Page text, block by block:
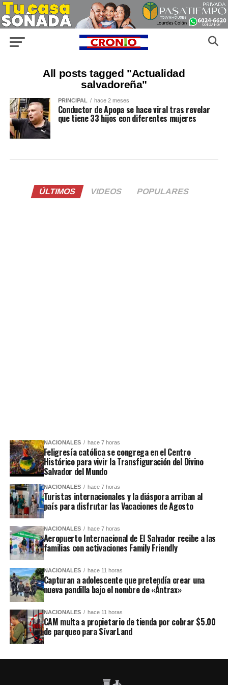
All posts tagged "Actualidad
salvadoreña"
PRINCIPAL hace 2 meses
Conductor de Apopa se hace viral tras revelar
que tiene 33 hijos con diferentes mujeres
ÚLTIMOS VIDEOS POPULARES
NACIONALES hace 7 horas
Feligresía católica se congrega en el Centro
Histórico para vivir la Transfiguración del Divino
Salvador del Mundo
NACIONALES hace 7 horas
Turistas internacionales y la diáspora arriban al
país para disfrutar las Vacaciones de Agosto
NACIONALES hace 7 horas
Aeropuerto Internacional de El Salvador recibe a las
familias con activaciones Family Friendly
NACIONALES hace 11 horas
Capturan a adolescente que pretendía crear una
nueva pandilla bajo el nombre de «Ántrax»
NACIONALES hace 11 horas
CAM multa a propietario de tienda por cobrar $5.00
de parqueo para SívarLand